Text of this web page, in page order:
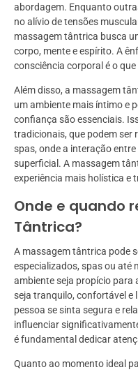
abordagem. Enquanto
no alívio de tensões
massagem tântrica busca
corpo, mente e espírito. A
consciência corporal é o
Além disso, a massagem
um ambiente mais íntimo e
confiança são essenciais.
tradicionais, que podem ser
spas, onde a interação
superficial. A massagem
experiência mais holística e
Onde e quando
Tântrica?
A massagem tântrica pode
especializados, spas ou até
ambiente seja propício para
seja tranquilo, confortável e
pessoa se sinta segura e
influenciar
é fundamental dedicar
Quanto ao momento ideal